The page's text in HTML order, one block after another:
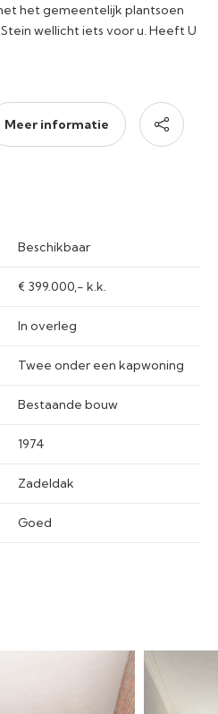
het gemeentelijk plantsoen
wellicht iets voor u. Heeft U
Meer informatie
Beschikbaar
€ 399.000,- k.k.
In overleg
Twee onder een kapwoning
Bestaande bouw
1974
Zadeldak
Goed